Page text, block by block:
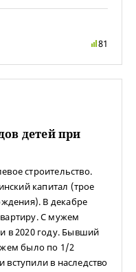
81
детей при
строительство.
капитал (трое
В декабре
С мужем
в 2020 году. Бывший
было по 1/2
вступили в наследство